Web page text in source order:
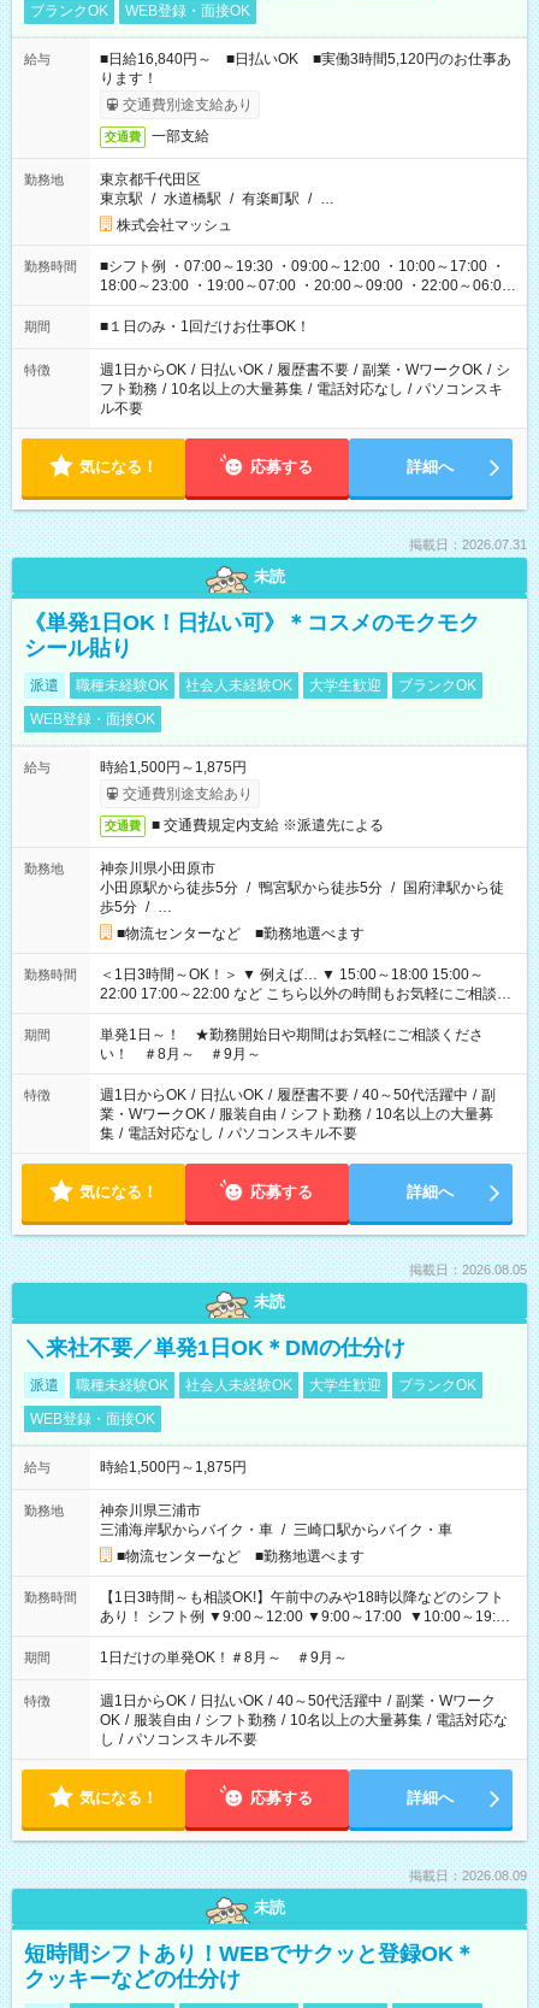
ブランクOK
WEB登録・面接OK
給与
■日給16,840円～ ■日払いOK ■実働3時間5,120円のお仕事あ
ります！
交通費別途支給あり
交通費 一部支給
勤務地
東京都千代田区
東京駅 / 水道橋駅 / 有楽町駅 / …
株式会社マッシュ
勤務時間
■シフト例 ・07:00～19:30 ・09:00～12:00 ・10:00～17:00 ・
18:00～23:00 ・19:00～07:00 ・20:00～09:00 ・22:00～06:00
etc ★最短で3時間で5,120円のお仕事から 15時間で2万円近く稼
げるお仕事も！ ご希望のお時間に合わせてご紹介！ ※シフトは
ください！
期間 ■１日のみ・1回だけお仕事OK！
特徴 週1日からOK / 日払いOK / 履歴書不要 / 副業・WワークOK / シ
フト勤務 / 10名以上の大量募集 / 電話対応なし / パソコンスキ
ル不要
気になる！ 応募する 詳細へ
掲載日：2026.07.31
未読
《単発1日OK！日払い可》＊コスメのモクモク
シール貼り
派遣 職種未経験OK 社会人未経験OK 大学生歓迎
ブランクOK
WEB登録・面接OK
給与
時給1,500円～1,875円
交通費別途支給あり
交通費 ■ 交通費規定内支給 ※派遣先による
勤務地
神奈川県小田原市
小田原駅から徒歩5分 / 鴨宮駅から徒歩5分 / 国府津駅から徒
歩5分 / …
■物流センターなど ■勤務地選べます
勤務時間
＜1日3時間～OK！＞ ▼ 例えば… ▼ 15:00～18:00 15:00～
22:00 17:00～22:00 など こちら以外の時間もお気軽にご相談く
ださい！
期間
単発1日～！ ★勤務開始日や期間はお気軽にご相談くださ
い！ ＃8月～ ＃9月～
特徴 週1日からOK / 日払いOK / 履歴書不要 / 40～50代活躍中 / 副
業・WワークOK / 服装自由 / シフト勤務 / 10名以上の大量募
集 / 電話対応なし / パソコンスキル不要
気になる！ 応募する 詳細へ
掲載日：2026.08.05
未読
＼来社不要／単発1日OK＊DMの仕分け
派遣 職種未経験OK 社会人未経験OK 大学生歓迎
ブランクOK
WEB登録・面接OK
給与 時給1,500円～1,875円
勤務地
神奈川県三浦市
三浦海岸駅からバイク・車 / 三崎口駅からバイク・車
■物流センターなど ■勤務地選べます
勤務時間
【1日3時間～も相談OK!】午前中のみや18時以降などのシフト
あり！ シフト例 ▼9:00～12:00 ▼9:00～17:00 ▼10:00～19:00
▼18:00～21:00
期間 1日だけの単発OK！＃8月～ ＃9月～
特徴 週1日からOK / 日払いOK / 40～50代活躍中 / 副業・Wワーク
OK / 服装自由 / シフト勤務 / 10名以上の大量募集 / 電話対応な
し / パソコンスキル不要
気になる！ 応募する 詳細へ
掲載日：2026.08.09
未読
短時間シフトあり！WEBでサクッと登録OK＊
クッキーなどの仕分け